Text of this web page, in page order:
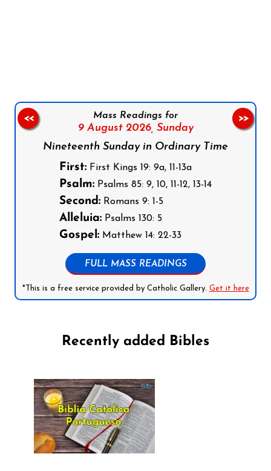
Mass Readings for
9 August 2026, Sunday
Nineteenth Sunday in Ordinary Time
First: First Kings 19: 9a, 11-13a
Psalm: Psalms 85: 9, 10, 11-12, 13-14
Second: Romans 9: 1-5
Alleluia: Psalms 130: 5
Gospel: Matthew 14: 22-33
FULL MASS READINGS
*This is a free service provided by Catholic Gallery. Get it here
<< >>
Recently added Bibles